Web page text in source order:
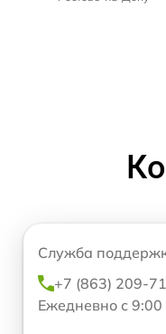
Служба
+7 (863) 209-
Ежедневно с